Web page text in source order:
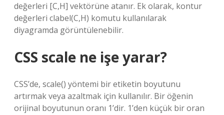
değerleri [C,H] vektörüne atanır. Ek olarak, kontur
değerleri clabel(C,H) komutu kullanılarak
diyagramda görüntülenebilir.
CSS scale ne işe yarar?
CSS’de, scale() yöntemi bir etiketin boyutunu
artırmak veya azaltmak için kullanılır. Bir öğenin
orijinal boyutunun oranı 1’dir. 1’den küçük bir oran